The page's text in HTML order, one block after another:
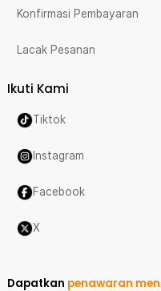
Konfirmasi Pembayaran
Lacak Pesanan
Ikuti Kami
Tiktok
Instagram
Facebook
X
Dapatkan penawaran